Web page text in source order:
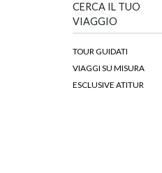
CERCA IL TUO
VIAGGIO
TOUR GUIDATI
VIAGGI SU MISURA
ESCLUSIVE ATITUR